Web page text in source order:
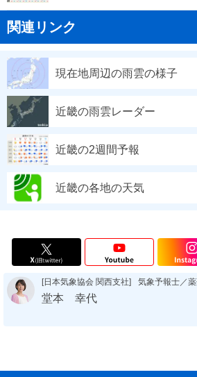
関連リンク
現在地周辺の雨雲の様子
近畿の雨雲レーダー
近畿の2週間予報
近畿の各地の天気
[日本気象協会 関西支社] 気象予報士／
堂本 幸代